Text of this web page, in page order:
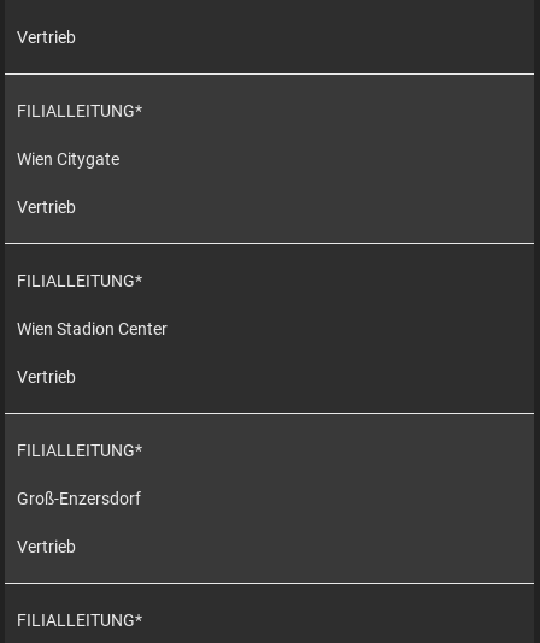
Vertrieb
FILIALLEITUNG*
Wien Citygate
Vertrieb
FILIALLEITUNG*
Wien Stadion Center
Vertrieb
FILIALLEITUNG*
Groß-Enzersdorf
Vertrieb
FILIALLEITUNG*